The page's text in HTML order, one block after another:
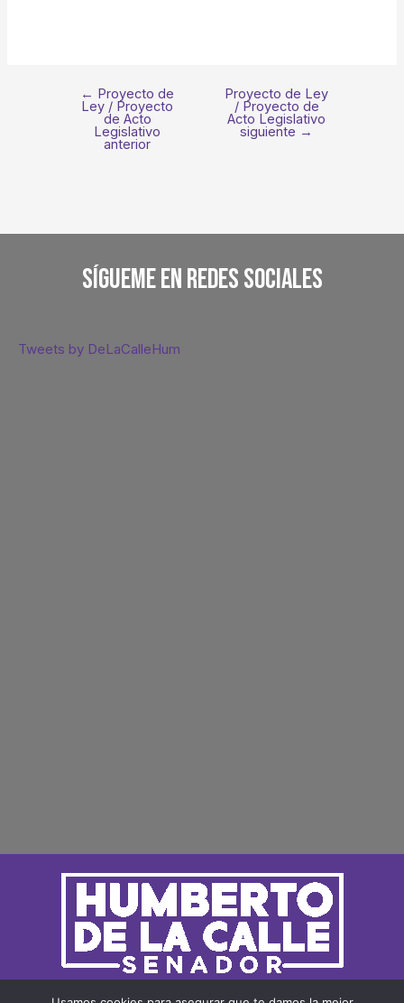
← Proyecto de
Ley / Proyecto
de Acto
Legislativo
anterior
Proyecto de Ley
/ Proyecto de
Acto Legislativo
siguiente →
Sígueme En Redes Sociales
Tweets by DeLaCalleHum